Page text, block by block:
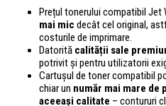
Prețul tonerului compatibil Jet
mai mic decât cel original,
costurile de imprimare.
Datorită calității sale
potrivit și pentru utilizatorii
Cartușul de toner compatibil
chiar un număr mai mare de
aceeași calitate – contururi